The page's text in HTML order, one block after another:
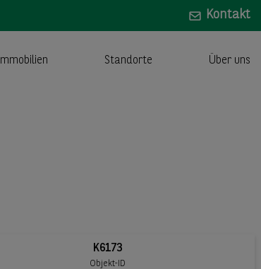
Kontakt
Immobilien Standorte Über uns
K6173
Objekt-ID